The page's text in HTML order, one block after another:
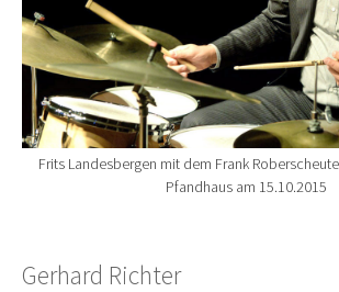
Frits Landesbergen mit dem Frank
Pfandhaus am 15.10.2015
Gerhard Richter